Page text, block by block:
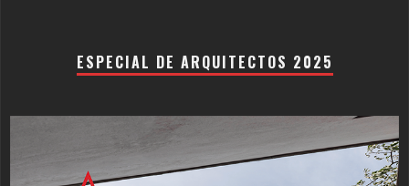
ESPECIAL DE ARQUITECTOS 2025